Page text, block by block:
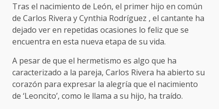
Tras el nacimiento de León, el primer hijo en común
de Carlos Rivera y Cynthia Rodríguez , el cantante ha
dejado ver en repetidas ocasiones lo feliz que se
encuentra en esta nueva etapa de su vida.
A pesar de que el hermetismo es algo que ha
caracterizado a la pareja, Carlos Rivera ha abierto su
corazón para expresar la alegría que el nacimiento
de ‘Leoncito’, como le llama a su hijo, ha traído.